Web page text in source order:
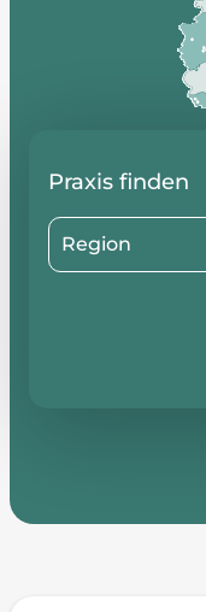
Praxis finden
Region